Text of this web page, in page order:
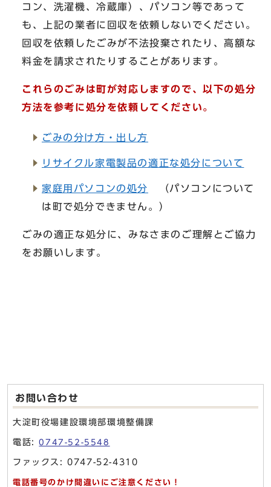
コン、洗濯機、冷蔵庫）、パソコン等であって
も、上記の業者に回収を依頼しないでください。
回収を依頼したごみが不法投棄されたり、高額な
料金を請求されたりすることがあります。
これらのごみは町が対応しますので、以下の処分
方法を参考に処分を依頼してください。
ごみの分け方・出し方
リサイクル家電製品の適正な処分について
家庭用パソコンの処分
（パソコンについて
は町で処分できません。）
ごみの適正な処分に、みなさまのご理解とご協力
をお願いします。
お問い合わせ
大淀町役場建設環境部環境整備課
電話:0747-52-5548
ファックス: 0747-52-4310
電話番号のかけ間違いにご注意ください！